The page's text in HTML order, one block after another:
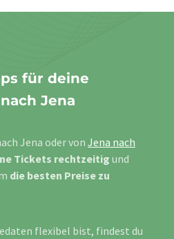
für deine
Jena
Jena oder von Jena nach
Tickets rechtzeitig und
die besten Preise zu
flexibel bist, findest du